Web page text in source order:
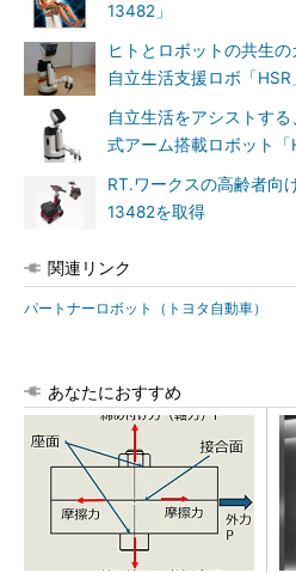
13482」
ヒトとロボットの共生
自立生活支援ロボ「HSR
自立生活をアシストす
式アーム搭載ロボット「
RT.ワークスの高齢者向
13482を取得
関連リンク
パートナーロボット（トヨタ自動車）
あなたにおすすめ